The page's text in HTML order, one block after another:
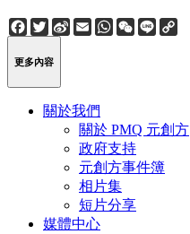
Facebook
Twitter
Sina
Weibo
EmailWhatsApp
WeChat
Line
更多內容
關於我們
關於 PMQ 元創方
政府支持
元創方事件簿
相片集
短片分享
媒體中心